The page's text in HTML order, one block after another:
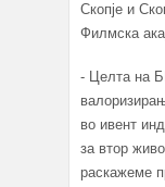
Скопје и
Филмска
- Целта на
во ивент
за втор
раскажеме